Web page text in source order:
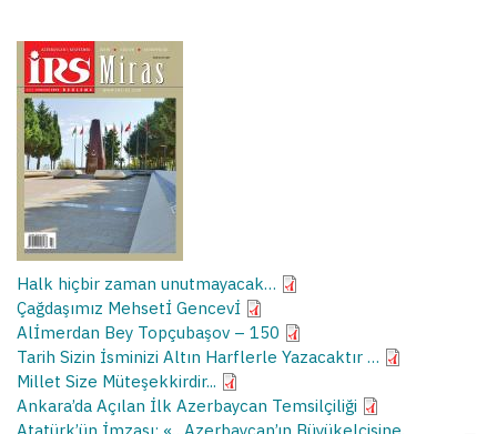
Halk hiçbir zaman unutmayacak…
Çağdaşımız Mehsetİ Gencevİ
Alİmerdan Bey Topçubaşov – 150
Tarih Sizin İsminizi Altın Harflerle Yazacaktır …
Millet Size Müteşekkirdir...
Ankara’da Açılan İlk Azerbaycan Temsilçiliği